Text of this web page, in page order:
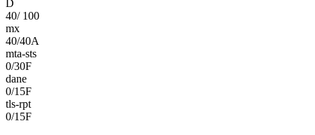
D
40/ 100
mx
40/40A
mta-sts
0/30F
dane
0/15F
tls-rpt
0/15F